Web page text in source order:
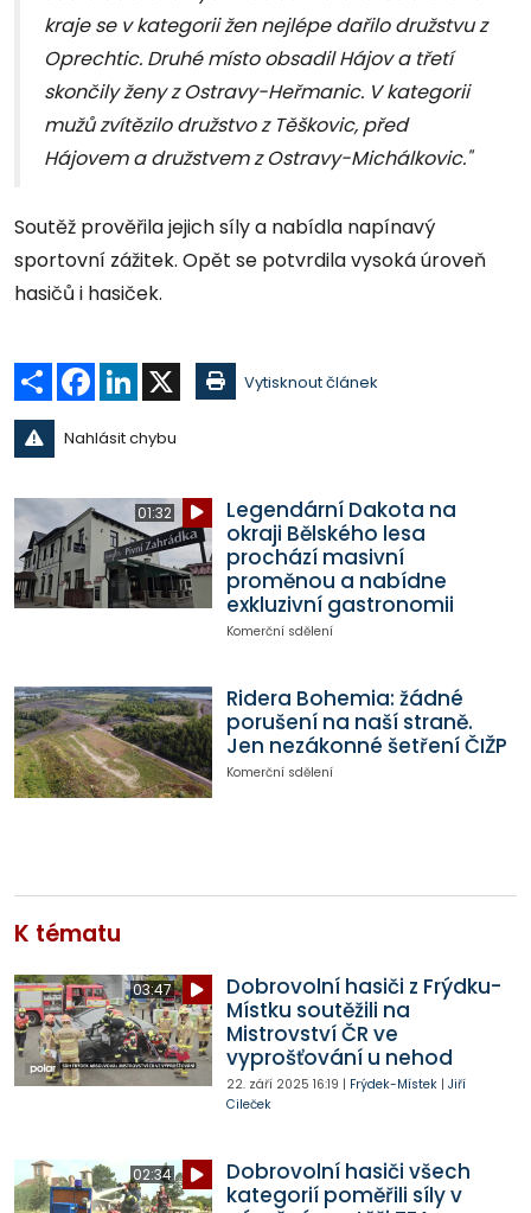
kraje se v kategorii žen nejlépe dařilo družstvu z
Oprechtic. Druhé místo obsadil Hájov a třetí
skončily ženy z Ostravy-Heřmanic. V kategorii
mužů zvítězilo družstvo z Těškovic, před
Hájovem a družstvem z Ostravy-Michálkovic."
Soutěž prověřila jejich síly a nabídla napínavý
sportovní zážitek. Opět se potvrdila vysoká úroveň
hasičů i hasiček.
Sdílet Facebook
LinkedIn Vytisknout článek
Nahlásit chybu
01:32
Legendární Dakota na
okraji Bělského lesa
prochází masivní
proměnou a nabídne
exkluzivní gastronomii
Komerční sdělení
Ridera Bohemia: žádné
porušení na naší straně.
Jen nezákonné šetření ČIŽP
Komerční sdělení
K tématu
03:47
Dobrovolní hasiči z Frýdku-
Místku soutěžili na
Mistrovství ČR ve
vyprošťování u nehod
22. září 2025 16:19 | Frýdek-Místek| Jiří
Cileček
02:34
Dobrovolní hasiči všech
kategorií poměřili síly v